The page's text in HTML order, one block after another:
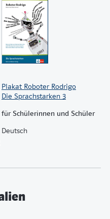
sowie in
Zu einigen Karteikarten
Kindern modellhaft
Methode anwenden
Sie via QR-Code.
Plakat Roboter Rodrigo
Die Sprachstarken 3
für Schülerinnen und Schüler
Deutsch